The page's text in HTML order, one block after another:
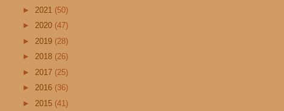
► 2021 (50)
► 2020 (47)
► 2019 (28)
► 2018 (26)
► 2017 (25)
► 2016 (36)
► 2015 (41)